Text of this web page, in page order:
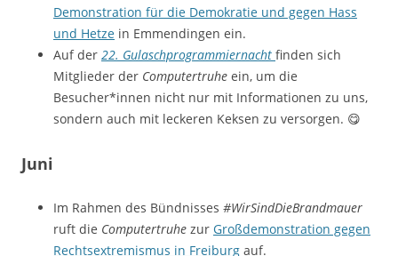
Demonstration für die Demokratie und gegen Hass
und Hetze in Emmendingen ein.
Auf der 22. Gulaschprogrammiernacht finden sich
Mitglieder der Computertruhe ein, um die
Besucher*innen nicht nur mit Informationen zu uns,
sondern auch mit leckeren Keksen zu versorgen. 😋
Juni
Im Rahmen des Bündnisses #WirSindDieBrandmauer
ruft die Computertruhe zur Großdemonstration gegen
Rechtsextremismus in Freiburg auf.